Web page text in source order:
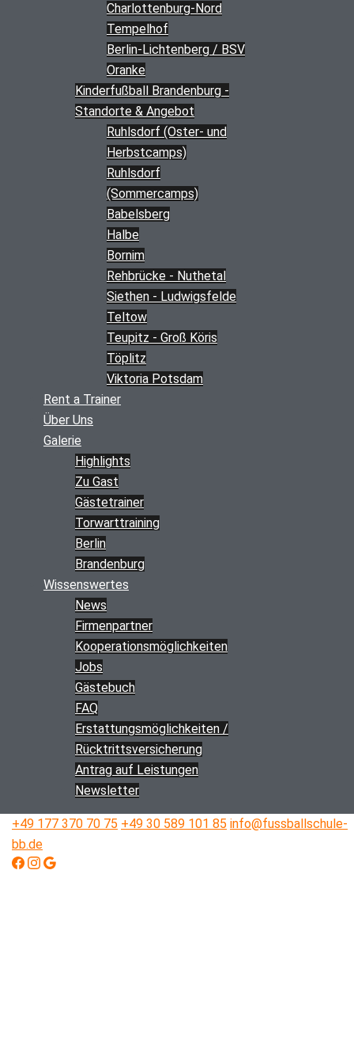
Charlottenburg-Nord
Tempelhof
Berlin-Lichtenberg / BSV
Oranke
Kinderfußball Brandenburg -
Standorte & Angebot
Ruhlsdorf (Oster- und
Herbstcamps)
Ruhlsdorf
(Sommercamps)
Babelsberg
Halbe
Bornim
Rehbrücke - Nuthetal
Siethen - Ludwigsfelde
Teltow
Teupitz - Groß Köris
Töplitz
Viktoria Potsdam
Rent a Trainer
Über Uns
Galerie
Highlights
Zu Gast
Gästetrainer
Torwarttraining
Berlin
Brandenburg
Wissenswertes
News
Firmenpartner
Kooperations­möglichkeiten
Jobs
Gästebuch
FAQ
Erstattungs­­möglichkeiten /
Rücktritts­versicherung
Antrag auf Leistungen
Newsletter
+49 177 370 70 75 +49 30 589 101 85 info@fussballschule-
bb.de